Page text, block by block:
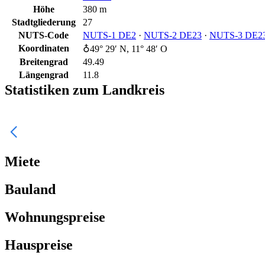
Höhe
380 m
Stadtgliederung
27
NUTS-Code
NUTS‑1 DE2 · NUTS‑2 DE23 · NUTS‑3
Koordinaten
♁49° 29′ N, 11° 48′ O
Breitengrad
49.49
Längengrad
11.8
Statistiken zum Landkreis
Miete
Bauland
Wohnungspreise
Hauspreise